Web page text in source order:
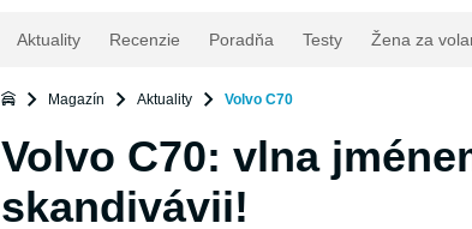
Aktuality Recenzie Poradňa Testy Žena za
Magazín Aktuality Volvo C70
Volvo C70: vlna
skandivávii!